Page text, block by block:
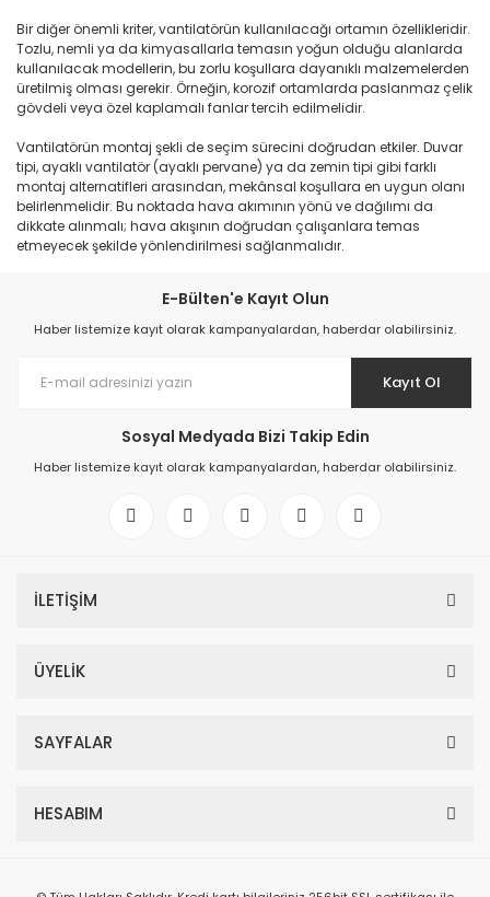
Bir diğer önemli kriter, vantilatörün kullanılacağı ortamın özellikleridir.
Tozlu, nemli ya da kimyasallarla temasın yoğun olduğu alanlarda
kullanılacak modellerin, bu zorlu koşullara dayanıklı malzemelerden
üretilmiş olması gerekir. Örneğin, korozif ortamlarda paslanmaz çelik
gövdeli veya özel kaplamalı fanlar tercih edilmelidir.
Vantilatörün montaj şekli de seçim sürecini doğrudan etkiler. Duvar
tipi, ayaklı vantilatör (ayaklı pervane) ya da zemin tipi gibi farklı
montaj alternatifleri arasından, mekânsal koşullara en uygun olanı
belirlenmelidir. Bu noktada hava akımının yönü ve dağılımı da
dikkate alınmalı; hava akışının doğrudan çalışanlara temas
etmeyecek şekilde yönlendirilmesi sağlanmalıdır.
E-Bülten'e Kayıt Olun
Haber listemize kayıt olarak kampanyalardan, haberdar olabilirsiniz.
Kayıt Ol
Sosyal Medyada Bizi Takip Edin
Haber listemize kayıt olarak kampanyalardan, haberdar olabilirsiniz.
İLETİŞİM
ÜYELİK
SAYFALAR
HESABIM